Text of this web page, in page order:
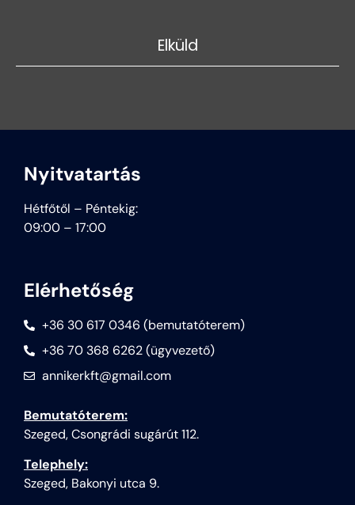
Elküld
Nyitvatartás
Hétfőtől – Péntekig:
09:00 – 17:00
Elérhetőség
+36 30 617 0346 (bemutatóterem)
+36 70 368 6262 (ügyvezető)
annikerkft@gmail.com
Bemutatóterem:
Szeged, Csongrádi sugárút 112.
Telephely:
Szeged, Bakonyi utca 9.